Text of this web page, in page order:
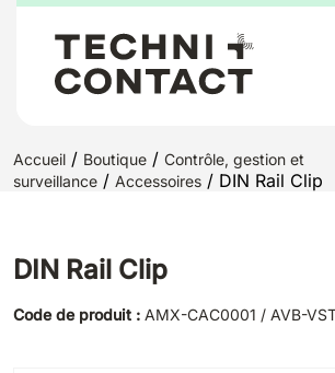
Accueil / Boutique / Contrôle, gestion et
surveillance / Accessoires / DIN Rail Clip
DIN Rail Clip
Code de produit : AMX-CAC0001 / AVB-